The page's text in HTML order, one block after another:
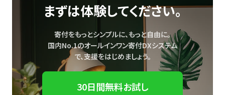
まずは体験してください。
寄付をもっとシンプルに、もっと自由に。
国内No.1のオールインワン寄付DXシステム
で、支援をはじめましょう。
30日間無料お試し